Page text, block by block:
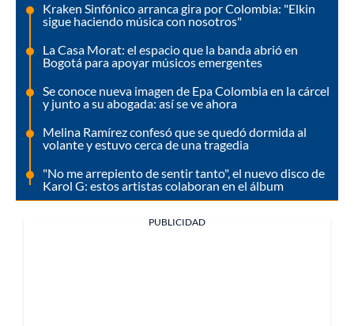
Kraken Sinfónico arranca gira por Colombia: "Elkin
sigue haciendo música con nosotros"
La Casa Morat: el espacio que la banda abrió en
Bogotá para apoyar músicos emergentes
Se conoce nueva imagen de Epa Colombia en la cárcel
y junto a su abogada: así se ve ahora
Melina Ramírez confesó que se quedó dormida al
volante y estuvo cerca de una tragedia
"No me arrepiento de sentir tanto", el nuevo disco de
Karol G: estos artistas colaboran en el álbum
PUBLICIDAD